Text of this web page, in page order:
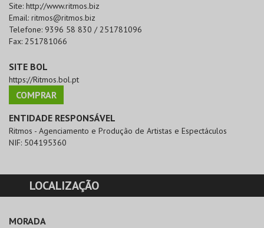
Site: http://www.ritmos.biz
Email: ritmos@ritmos.biz
Telefone: 9396 58 830 / 251781096
Fax: 251781066
SITE BOL
https://Ritmos.bol.pt
COMPRAR
ENTIDADE RESPONSÁVEL
Ritmos - Agenciamento e Produção de Artistas e Espectáculos
NIF: 504195360
LOCALIZAÇÃO
MORADA